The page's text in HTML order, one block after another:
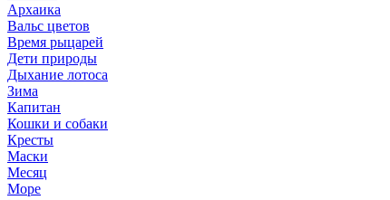
Архаика
Вальс цветов
Время рыцарей
Дети природы
Дыхание лотоса
Зима
Капитан
Кошки и собаки
Кресты
Маски
Месяц
Море